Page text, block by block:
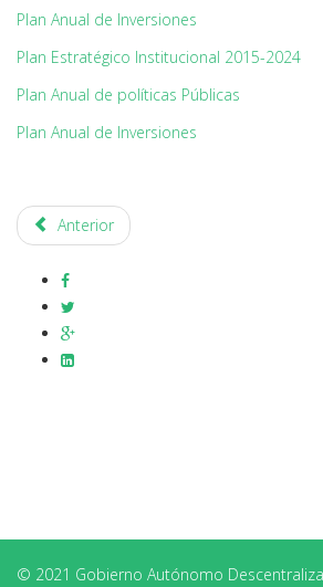
Plan Anual de Inversiones
Plan Estratégico Institucional 2015-2024
Plan Anual de políticas Públicas
Plan Anual de Inversiones
Anterior
© 2021 Gobierno Autónomo